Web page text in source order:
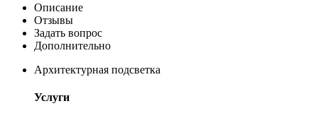
Описание
Отзывы
Задать вопрос
Дополнительно
Архитектурная подсветка
Услуги